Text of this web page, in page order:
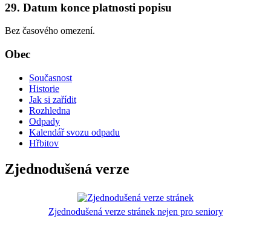
29. Datum konce platnosti popisu
Bez časového omezení.
Obec
Současnost
Historie
Jak si zařídit
Rozhledna
Odpady
Kalendář svozu odpadu
Hřbitov
Zjednodušená verze
Zjednodušená verze stránek nejen pro seniory